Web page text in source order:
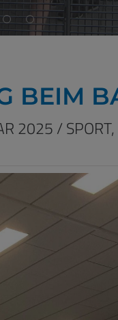
BEIM
2025 / SPORT,